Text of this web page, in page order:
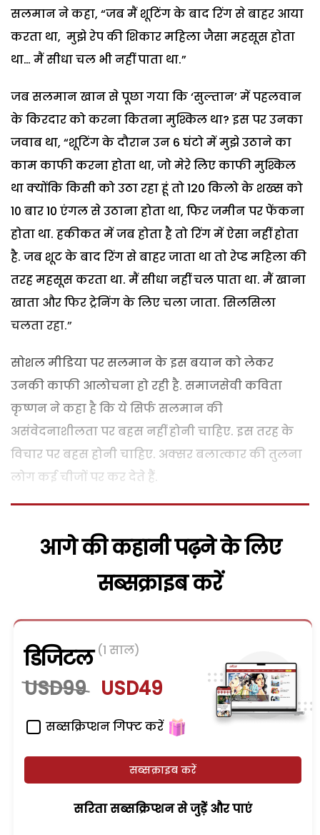
सलमान ने कहा, “जब मैं शूटिंग के बाद रिंग से बाहर आया
करता था, मुझे रेप की शिकार महिला जैसा महसूस होता
था… मैं सीधा चल भी नहीं पाता था.”
जब सलमान खान से पूछा गया कि ‘सुल्तान’ में पहलवान
के किरदार को करना कितना मुश्किल था? इस पर उनका
जवाब था, “शूटिंग के दौरान उन 6 घंटो में मुझे उठाने का
काम काफी करना होता था, जो मेरे लिए काफी मुश्किल
था क्योंकि किसी को उठा रहा हूं तो 120 किलो के शख्स को
10 बार 10 एंगल से उठाना होता था, फिर जमीन पर फेंकना
होता था. हकीकत में जब होता है तो रिंग में ऐसा नहीं होता
है. जब शूट के बाद रिंग से बाहर जाता था तो रेप्ड महिला की
तरह महसूस करता था. मैं सीधा नहीं चल पाता था. मैं खाना
खाता और फिर ट्रेनिंग के लिए चला जाता. सिलसिला
चलता रहा.”
सोशल मीडिया पर सलमान के इस बयान को लेकर
उनकी काफी आलोचना हो रही है. समाजसेवी कविता
कृष्णन ने कहा है कि ये सिर्फ सलमान की
असंवेदनाशीलता पर बहस नहीं होनी चाहिए. इस तरह के
विचार पर बहस होनी चाहिए. अक्सर बलात्कार की तुलना
लोग कई चीजों पर कर देते हैं.
आगे की कहानी पढ़ने के लिए
सब्सक्राइब करें
डिजिटल (1 साल)
USD99 USD49
सब्सक्रिप्शन गिफ्ट करें
सब्सक्राइब करें
सरिता सब्सक्रिप्शन से जुड़ेें और पाएं